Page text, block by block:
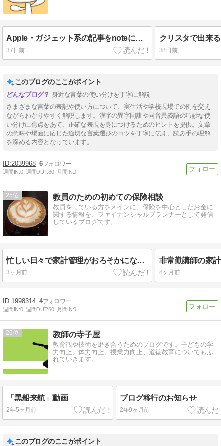
Apple・ガジェット系の記事をnoteにお引越しします！
37日前 38日前
このブログのここがポイント
身近な言葉の使い分けを丁寧に解説
さまざまな言葉の表記や使い方について、実生活や学校現場での例を交え
ながらわかりやすく解説します。漢字の異字同訓や同音異義語の巧妙な使
い分けに焦点をあて、正確な表現を身につけるためのヒントを提供。文章
の意味や場面に応じた適切な言葉選びのコツを丁寧に伝え、読み手の理解
を深める内容となっています。
2039968 6
週間IN:0 週間OUT:80 月間IN:0
25 教員のための初めての保険相談
教員をしている方をメインに、保険を中心としたお金に
関する情報を、ファイナンシャルプランナーとして発信
しているブログです。
忙しい日々で家計管理がおろそかになる理由とその対策について
3ヶ月前 8ヶ月前
1998314 4
週間IN:0 週間OUT:60 月間IN:0
26 教師の寺子屋
教育観や技術を磨き合うためのブログです。子どもの学
力向上、体力向上、授業力向上、道徳教育についてもふ
れていきます。
「黒船来航」動画
2年5ヶ月前
ブログ移行のお知らせ
2年9ヶ月前
このブログのここがポイント